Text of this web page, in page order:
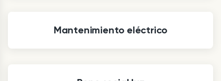
Mantenimiento eléctrico